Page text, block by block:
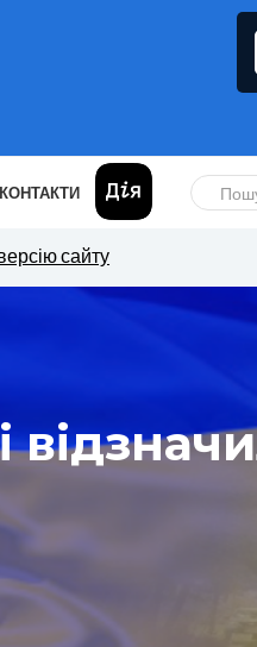
КОНТАКТИ
сайту